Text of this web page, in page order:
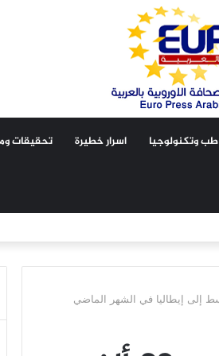
طب وتكنولوجيا اسرار خطيرة تحقيقات